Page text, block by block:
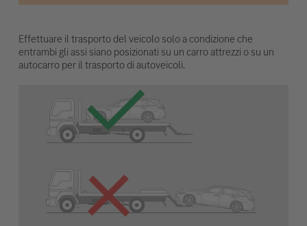
Effettuare il trasporto del veicolo solo a condizione che
entrambi gli assi siano posizionati su un carro attrezzi o su un
autocarro per il trasporto di autoveicoli.